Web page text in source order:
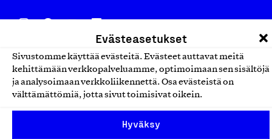
Evästeasetukset
Sivustomme käyttää evästeitä. Evästeet auttavat meitä
kehittämään verkkopalveluamme, optimoimaan sen sisältöjä
ja analysoimaan verkkoliikennettä. Osa evästeistä on
välttämättömiä, jotta sivut toimisivat oikein.
Hyväksy
Avainlippu